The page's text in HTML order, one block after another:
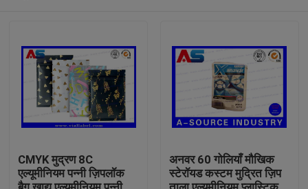
CMYK मुद्रण 8C
एल्यूमीनियम पन्नी ज़िपलॉक
अनवर 60 गोलियाँ मौखिक
स्टेरॉयड कस्टम मुद्रित ज़िप